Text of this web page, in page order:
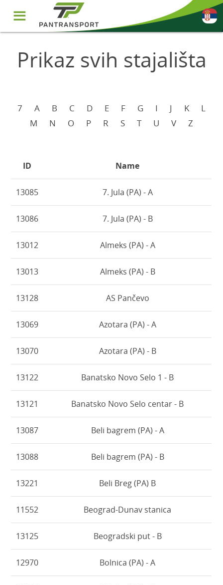
☰
Prikaz svih stajališta
7 A B C D E F G I J K
L
M
N O P R S T U V Z
ID Name
13085 7. Jula (PA) - A
13086 7. Jula (PA) - B
13012 Almeks (PA) - A
13013 Almeks (PA) - B
13128 AS Pančevo
13069 Azotara (PA) - A
13070 Azotara (PA) - B
13122 Banatsko Novo Selo 1 - B
13121 Banatsko Novo Selo centar - B
13087 Beli bagrem (PA) - A
13088 Beli bagrem (PA) - B
13221 Beli Breg (PA) B
11552 Beograd-Dunav stanica
13125 Beogradski put - B
12970 Bolnica (PA) - A